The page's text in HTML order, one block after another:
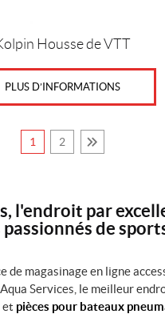
Housse de VTT
PLUS D’INFORMATIONS
1 2
l'endroit par
de
de magasinage en ligne
Services, le meilleur
et pièces pour bateaux